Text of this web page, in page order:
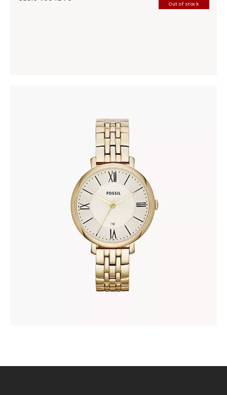
Out of stock
FOSSIL ES3434
.00